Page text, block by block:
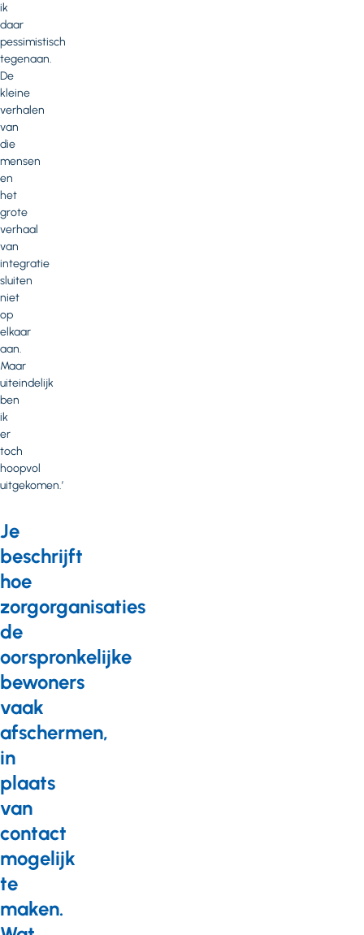
ik
daar
pessimistisch
tegenaan.
De
kleine
verhalen
van
die
mensen
en
het
grote
verhaal
van
integratie
sluiten
niet
op
elkaar
aan.
Maar
uiteindelijk
ben
ik
er
toch
hoopvol
uitgekomen.’
Je
beschrijft
hoe
zorgorganisaties
de
oorspronkelijke
bewoners
vaak
afschermen,
in
plaats
van
contact
mogelijk
te
maken.